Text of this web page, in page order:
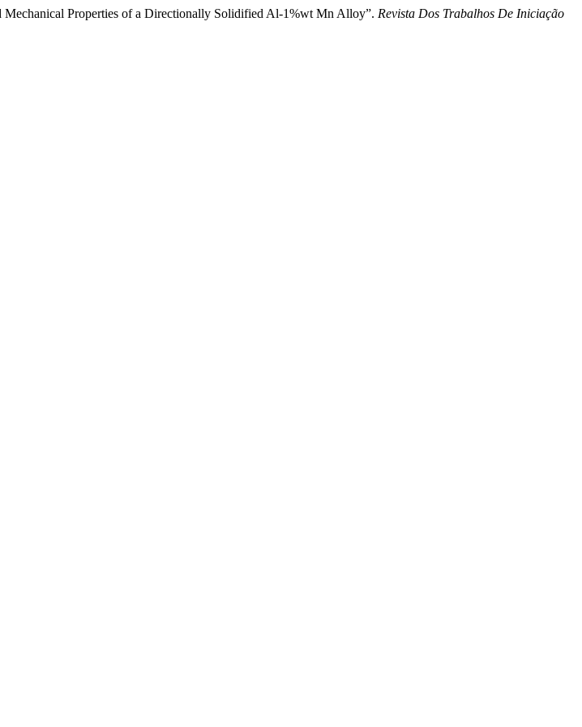
Mechanical Properties of a Directionally Solidified Al-1%wt Mn Alloy”. Revista Dos Trabalhos De Iniciação